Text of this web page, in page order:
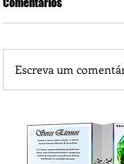
Escreva um